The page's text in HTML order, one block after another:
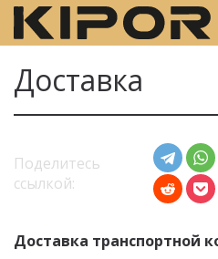
Доставка
Поделитесь
ссылкой:
Доставка транспортной